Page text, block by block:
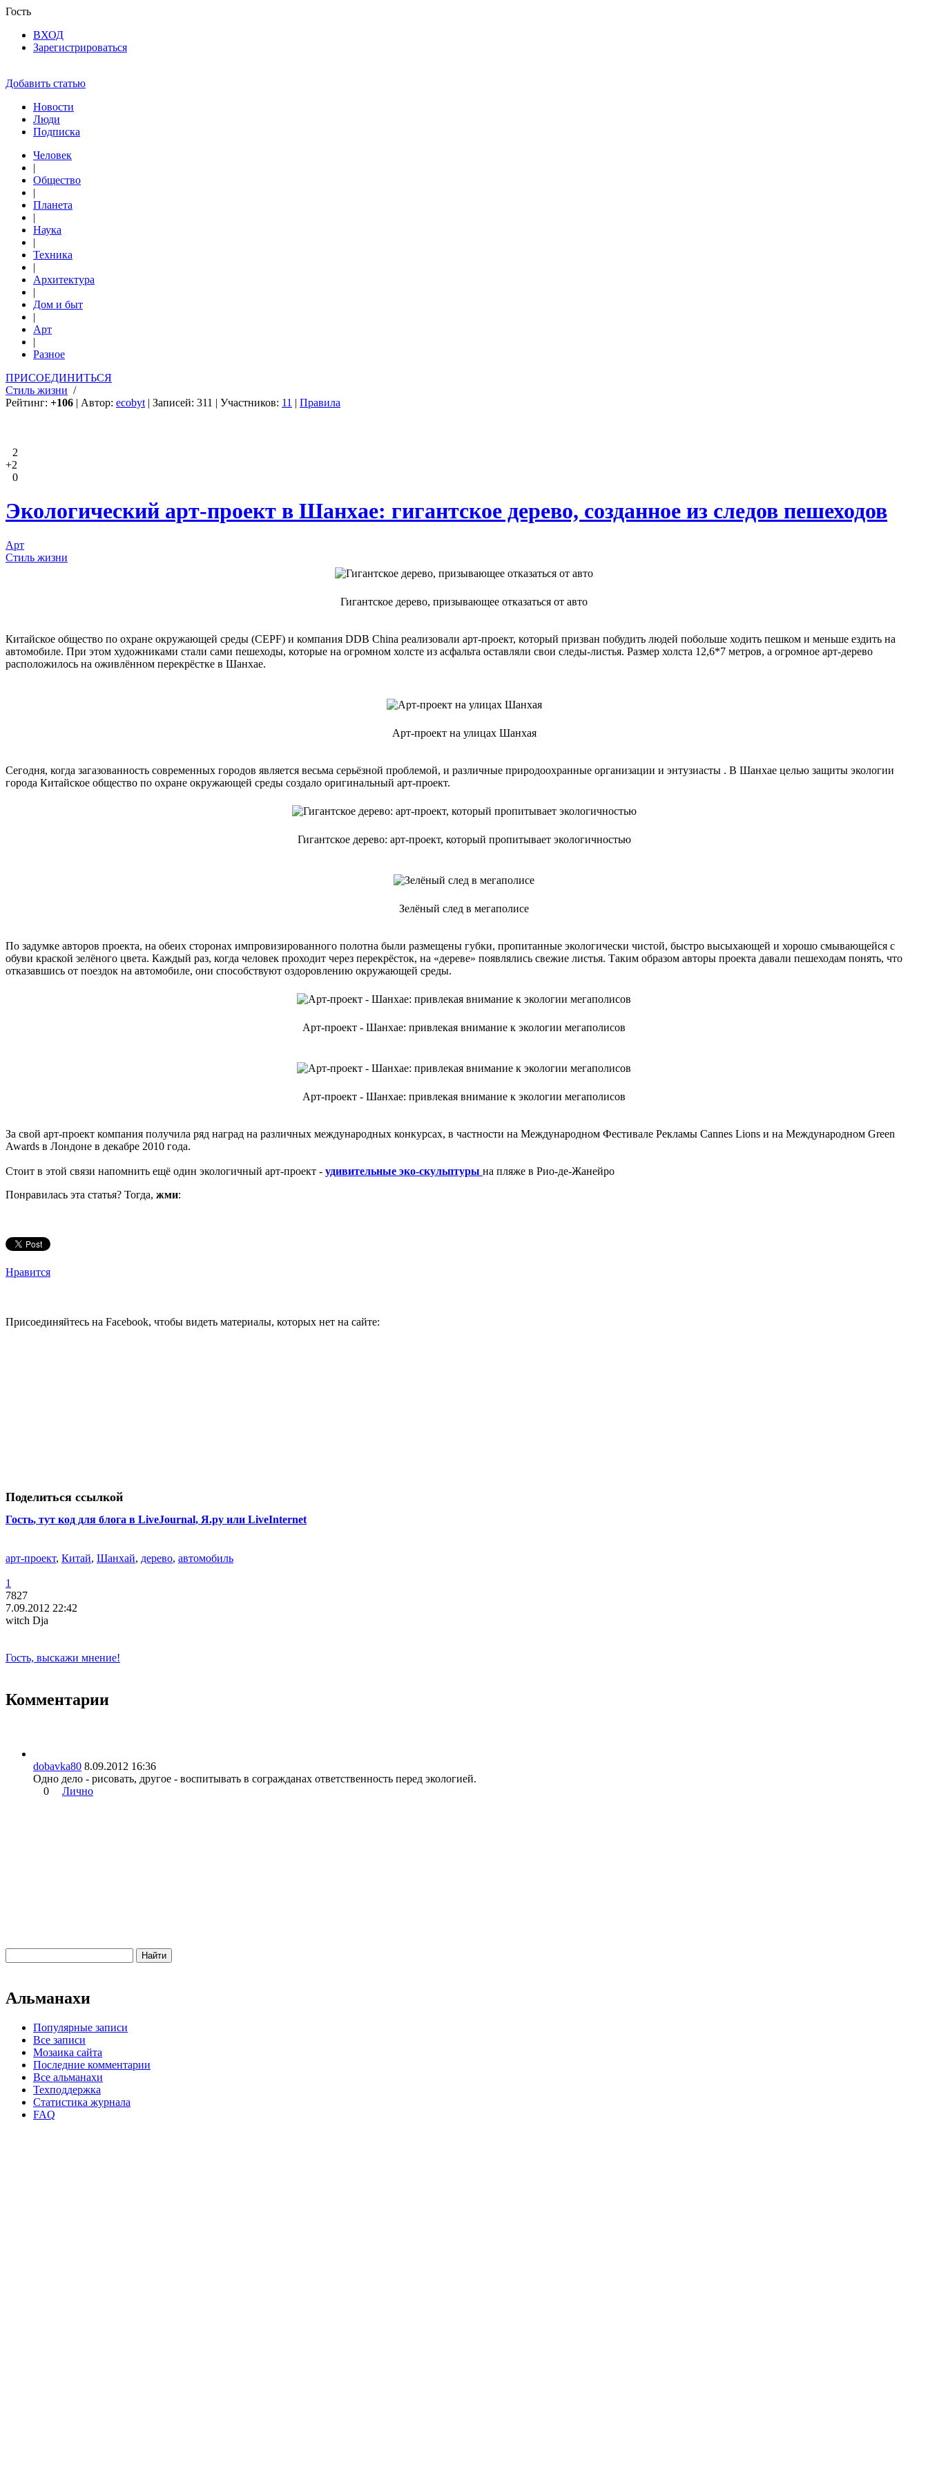
Гость
ВХОД
Зарегистрироваться
Добавить статью
Новости
Люди
Подписка
Человек
|
Общество
|
Планета
|
Наука
|
Техника
|
Архитектура
|
Дом и быт
|
Арт
|
Разное
ПРИСОЕДИНИТЬСЯ
Стиль жизни /
Рейтинг: +106 | Автор: ecobyt | Записей: 311 | Участников: 11 | Правила
2
+2
0
Экологический арт-проект в Шанхае: гигантское дерево, созданное из следов пешеходов
Арт
Стиль жизни
Гигантское дерево, призывающее отказаться от авто
Китайское общество по охране окружающей среды (CEPF) и компания DDB China реализовали арт-проект, который призван побудить людей побольше ходить пешком и меньше ездить на
автомобиле. При этом художниками стали сами пешеходы, которые на огромном холсте из асфальта оставляли свои следы-листья. Размер холста 12,6*7 метров, а огромное арт-дерево
расположилось на оживлённом перекрёстке в Шанхае.
Арт-проект на улицах Шанхая
Сегодня, когда загазованность современных городов является весьма серьёзной проблемой, и различные природоохранные организации и энтузиасты . В Шанхае целью защиты экологии
города Китайское общество по охране окружающей среды создало оригинальный арт-проект.
Гигантское дерево: арт-проект, который пропитывает экологичностью
Зелёный след в мегаполисе
По задумке авторов проекта, на обеих сторонах импровизированного полотна были размещены губки, пропитанные экологически чистой, быстро высыхающей и хорошо смывающейся с
обуви краской зелёного цвета. Каждый раз, когда человек проходит через перекрёсток, на «дереве» появлялись свежие листья. Таким образом авторы проекта давали пешеходам понять, что
отказавшись от поездок на автомобиле, они способствуют оздоровлению окружающей среды.
Арт-проект - Шанхае: привлекая внимание к экологии мегаполисов
Арт-проект - Шанхае: привлекая внимание к экологии мегаполисов
За свой арт-проект компания получила ряд наград на различных международных конкурсах, в частности на Международном Фестивале Рекламы Cannes Lions и на Международном Green
Awards в Лондоне в декабре 2010 года.
Стоит в этой связи напомнить ещё один экологичный арт-проект - удивительные эко-скульптуры на пляже в Рио-де-Жанейро
Понравилась эта статья? Тогда, жми:
Нравится
Присоединяйтесь на Facebook, чтобы видеть материалы, которых нет на сайте:
Поделиться ссылкой
Гость, тут код для блога в LiveJournal, Я.ру или LiveInternet
арт-проект, Китай, Шанхай, дерево, автомобиль
1
7827
7.09.2012 22:42
witch Dja
Гость, выскажи мнение!
Комментарии
dobavka80 8.09.2012 16:36
Одно дело - рисовать, другое - воспитывать в согражданах ответственность перед экологией.
0
Лично
Альманахи
Популярные записи
Все записи
Мозаика сайта
Последние комментарии
Все альманахи
Техподдержка
Статистика журнала
FAQ